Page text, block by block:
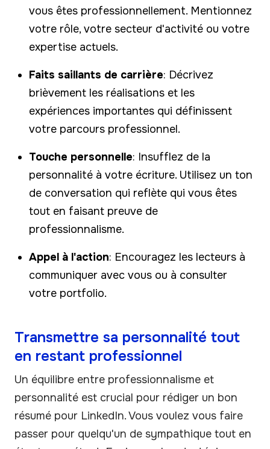
vous êtes professionnellement. Mentionnez
votre rôle, votre secteur d'activité ou votre
expertise actuels.
Faits saillants de carrière: Décrivez
brièvement les réalisations et les
expériences importantes qui définissent
votre parcours professionnel.
Touche personnelle: Insufflez de la
personnalité à votre écriture. Utilisez un ton
de conversation qui reflète qui vous êtes
tout en faisant preuve de
professionnalisme.
Appel à l'action: Encouragez les lecteurs à
communiquer avec vous ou à consulter
votre portfolio.
Transmettre sa personnalité tout
en restant professionnel
Un équilibre entre professionnalisme et
personnalité est crucial pour rédiger un bon
résumé pour LinkedIn. Vous voulez vous faire
passer pour quelqu'un de sympathique tout en